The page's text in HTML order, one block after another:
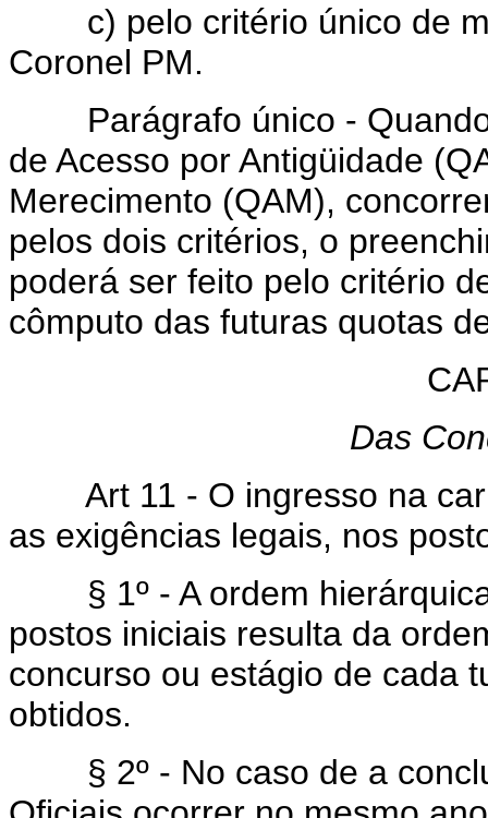
c) pelo critério único de
Coronel PM.
Parágrafo único - Quando
de Acesso por Antigüidade
Merecimento (QAM),
pelos dois critérios, o
poderá ser feito pelo critério
cômputo das futuras quotas
Das
Art 11 - O ingresso na
as exigências legais, nos
§ 1º - A ordem hierárquica
postos iniciais resulta da
concurso ou estágio de cada
obtidos.
§ 2º - No caso de a